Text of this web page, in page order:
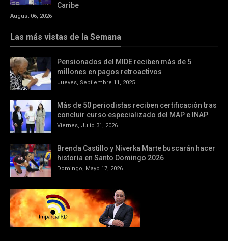
Caribe
August 06, 2026
Las más vistas de la Semana
Pensionados del MIDE reciben más de 5
millones en pagos retroactivos
Jueves, Septiembre 11, 2025
Más de 50 periodistas reciben certificación tras
concluir curso especializado del MAP e INAP
Viernes, Julio 31, 2026
Brenda Castillo y Niverka Marte buscarán hacer
historia en Santo Domingo 2026
Domingo, Mayo 17, 2026